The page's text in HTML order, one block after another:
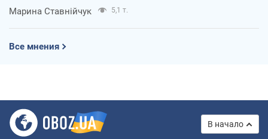
Марина Ставнійчук 5,1 т.
Все мнения
В начало